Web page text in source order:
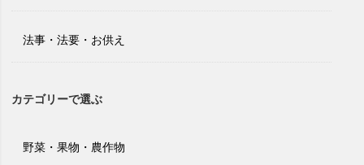
法事・法要・お供え
カテゴリーで選ぶ
野菜・果物・農作物